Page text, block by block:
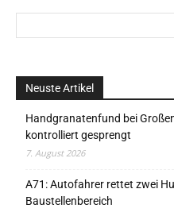
Neuste Artikel
Handgranatenfund bei
kontrolliert gesprengt
7. August 2026
A71: Autofahrer rettet zwei
Baustellenbereich